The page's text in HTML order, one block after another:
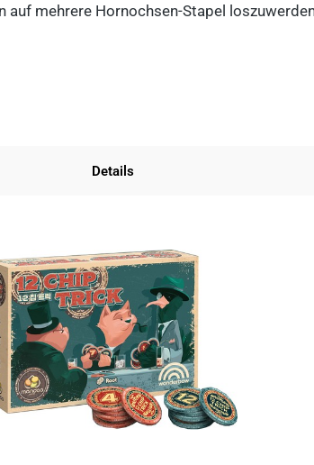
mehrere Hornochsen-Stapel
Details